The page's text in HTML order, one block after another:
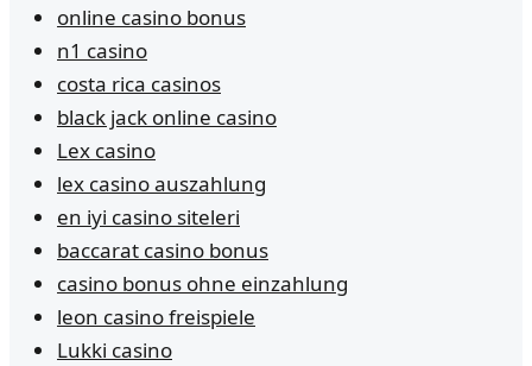
online casino bonus
n1 casino
costa rica casinos
black jack online casino
Lex casino
lex casino auszahlung
en iyi casino siteleri
baccarat casino bonus
casino bonus ohne einzahlung
leon casino freispiele
Lukki casino